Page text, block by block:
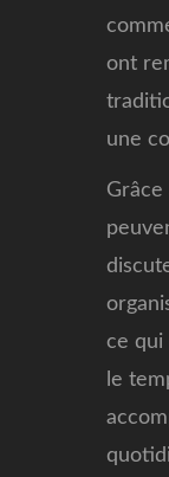
ont
une
Grâce
ce qui
le